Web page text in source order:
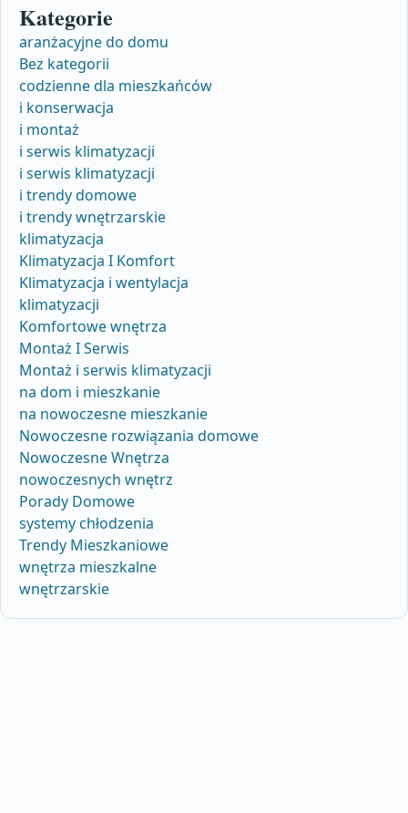
Kategorie
aranżacyjne do domu
Bez kategorii
codzienne dla mieszkańców
i konserwacja
i montaż
i serwis klimatyzacji
i serwis klimatyzacji
i trendy domowe
i trendy wnętrzarskie
klimatyzacja
Klimatyzacja I Komfort
Klimatyzacja i wentylacja
klimatyzacji
Komfortowe wnętrza
Montaż I Serwis
Montaż i serwis klimatyzacji
na dom i mieszkanie
na nowoczesne mieszkanie
Nowoczesne rozwiązania domowe
Nowoczesne Wnętrza
nowoczesnych wnętrz
Porady Domowe
systemy chłodzenia
Trendy Mieszkaniowe
wnętrza mieszkalne
wnętrzarskie